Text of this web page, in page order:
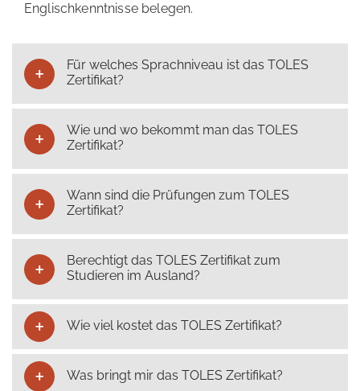
Englischkenntnisse belegen.
Für welches Sprachniveau ist das TOLES
Zertifikat?
Wie und wo bekommt man das TOLES
Zertifikat?
Wann sind die Prüfungen zum TOLES
Zertifikat?
Berechtigt das TOLES Zertifikat zum
Studieren im Ausland?
Wie viel kostet das TOLES Zertifikat?
Was bringt mir das TOLES Zertifikat?